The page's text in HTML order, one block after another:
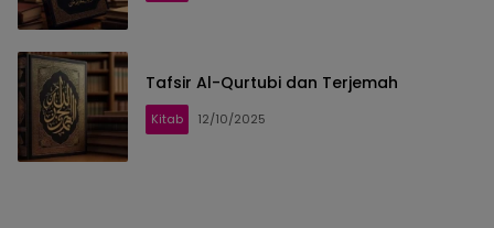
Tafsir Al-Qurtubi dan Terjemah
Kitab 12/10/2025